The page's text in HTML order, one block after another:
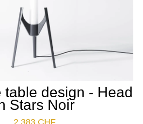
table design - Head
Stars Noir
2 383 CHF